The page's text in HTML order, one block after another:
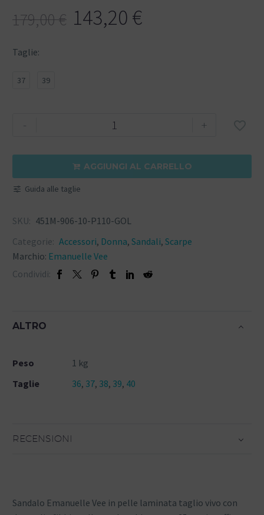
179,00€ 143,20 €
Taglie
37 39
- +
 AGGIUNGI AL CARRELLO
Guida alle taglie
SKU: 451M-906-10-P110-GOL
Categorie: Accessori, Donna, Sandali, Scarpe
Marchio: Emanuelle Vee
Condividi:
ALTRO
Peso
1 kg
Taglie
36, 37, 38, 39, 40
RECENSIONI
Sandalo Emanuelle Vee in pelle laminata taglio vivo con